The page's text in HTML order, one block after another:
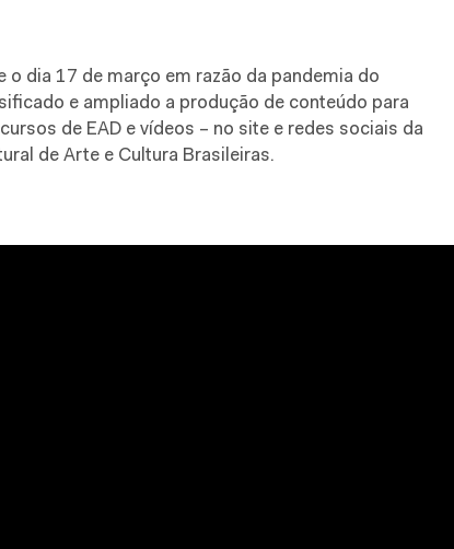
dia 17 de março em razão da pandemia do
e ampliado a produção de conteúdo para
de EAD e vídeos – no site e redes sociais da
de Arte e Cultura Brasileiras.